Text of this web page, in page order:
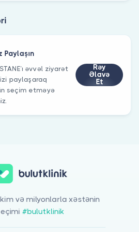
Paylaşın
əvvəl ziyarət
paylaşaraq
seçim etməyə
Rəy
Əlavə
Et
və milyonlarla xəstənin
#bulutklinik